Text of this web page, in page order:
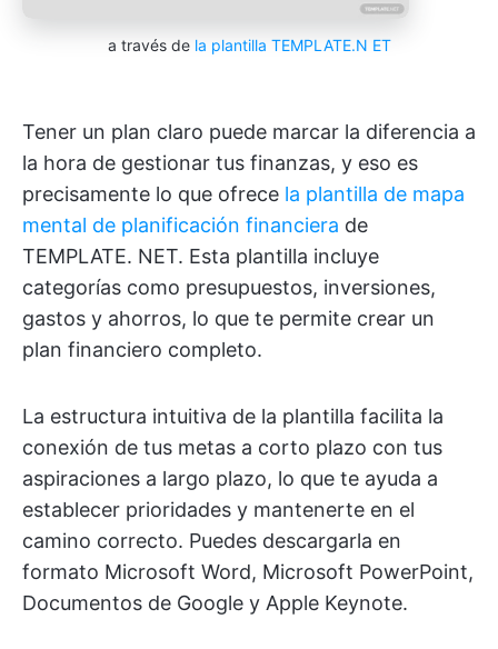
a través de la plantilla TEMPLATE.N ET
Tener un plan claro puede marcar la diferencia a
la hora de gestionar tus finanzas, y eso es
precisamente lo que ofrece la plantilla de mapa
mental de planificación financiera de
TEMPLATE. NET. Esta plantilla incluye
categorías como presupuestos, inversiones,
gastos y ahorros, lo que te permite crear un
plan financiero completo.
La estructura intuitiva de la plantilla facilita la
conexión de tus metas a corto plazo con tus
aspiraciones a largo plazo, lo que te ayuda a
establecer prioridades y mantenerte en el
camino correcto. Puedes descargarla en
formato Microsoft Word, Microsoft PowerPoint,
Documentos de Google y Apple Keynote.